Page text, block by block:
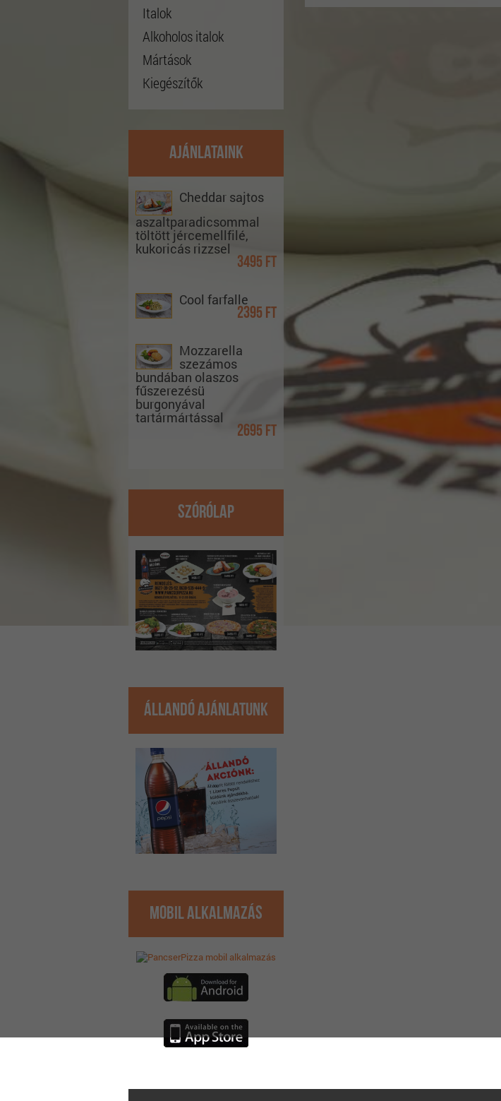
Italok
Alkoholos italok
Mártások
Kiegészítők
Ajánlataink
Cheddar sajtos
aszaltparadicsommal
töltött jércemellfilé,
kukoricás rizzsel
3495 Ft
Cool farfalle
2395 Ft
Mozzarella
szezámos
bundában olaszos
fűszerezésü
burgonyával
tartármártással
2695 Ft
Szórólap
Állandó ajánlatunk
Mobil Alkalmazás